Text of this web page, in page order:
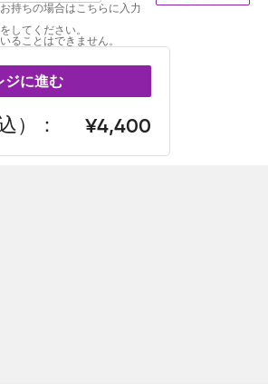
持ちの場合はこちらに入力
してください。
ることはできません。
ジに進む
） 4,400